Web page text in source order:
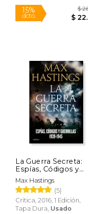
50%
La Guerra Secreta:
Espías, Códigos y
Guerrillas, 1939-1945
(Memoria Crítica)
Max Hastings
(5)
Critica, 2016, 1 Edición,
Tapa Dura, Usado